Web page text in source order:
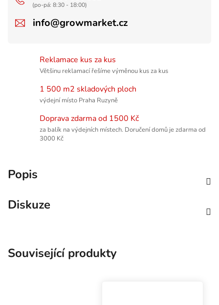
(po-pá: 8:30 - 18:00)
info@growmarket.cz
Reklamace kus za kus
Většinu reklamací řešíme výměnou kus za kus
1 500 m2 skladových ploch
výdejní místo Praha Ruzyně
Doprava zdarma od 1500 Kč
za balík na výdejních místech. Doručení domů je zdarma od
3000 Kč
Popis
Diskuze
Související produkty